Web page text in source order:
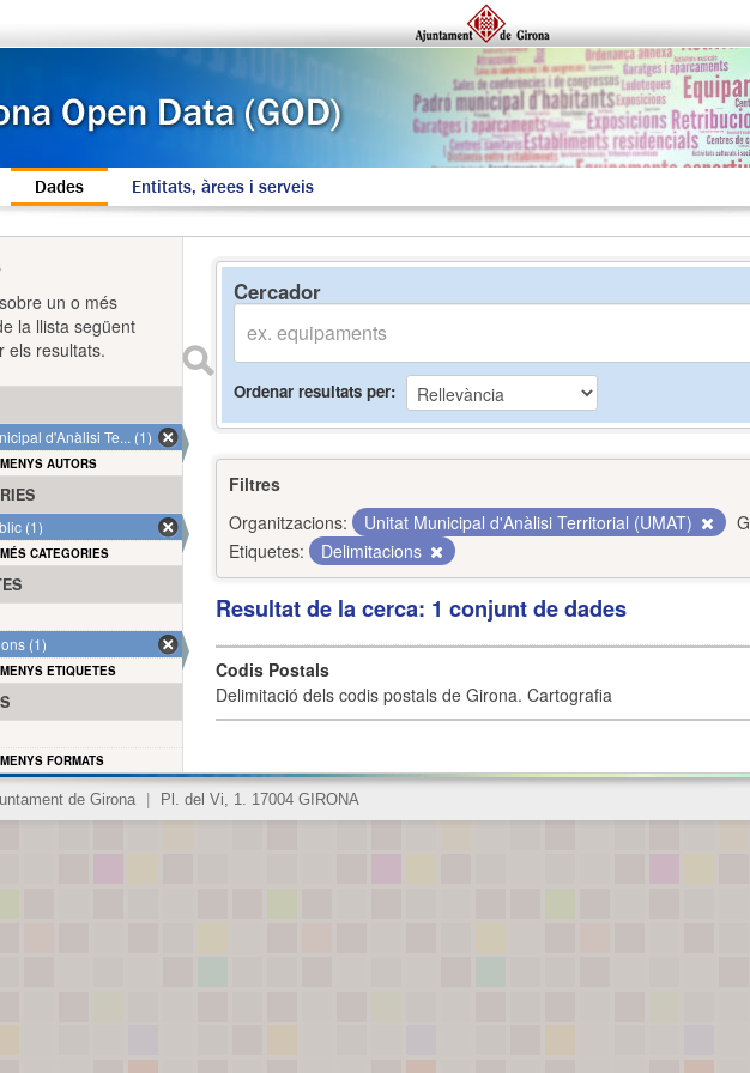
Dades Entitats, àrees i serveis
Cercador
Ordenar resultats per
Filtres
Organitzacions:
Unitat Municipal d'Anàlisi Territorial (UMAT)
Etiquetes:
Delimitacions
Resultat de la cerca: 1 conjunt de dades
Codis Postals
Delimitació dels codis postals de Girona. Cartografia
un o més
la llista següent
els resultats.
d'Anàlisi Te... (1)
AUTORS
(1)
CATEGORIES
(1)
ETIQUETES
FORMATS
de Girona Pl. del Vi, 1. 17004 GIRONA